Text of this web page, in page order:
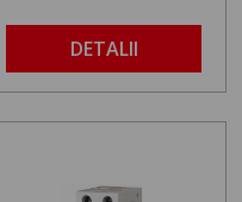
DETALII